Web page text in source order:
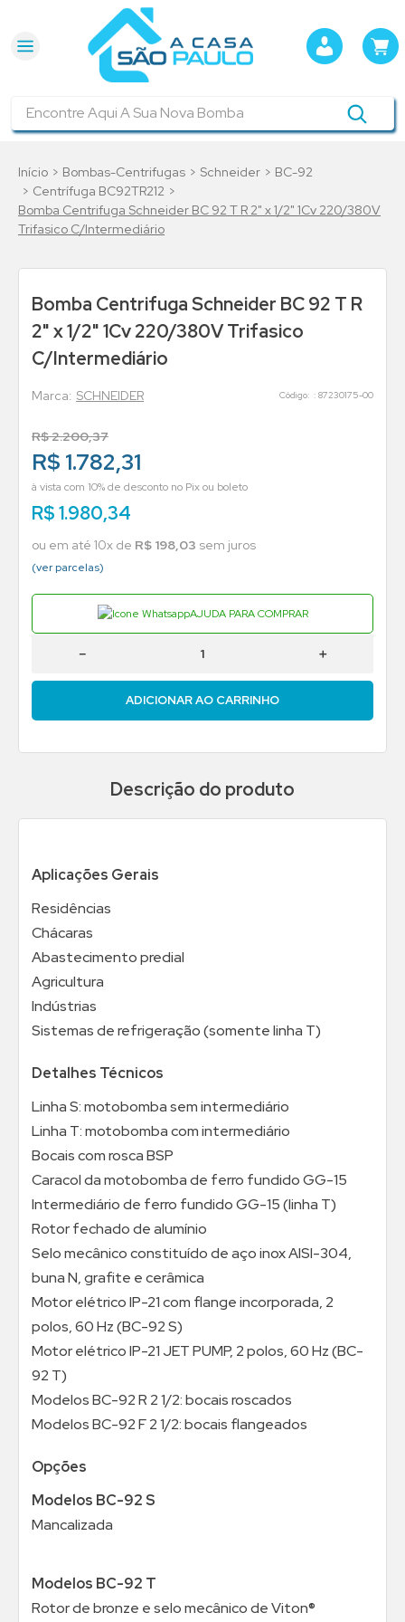
Bombas-Centrifugas Schneider
BC-92
Centrífuga BC92TR212
Bomba Centrifuga Schneider BC 92 T R 2" x 1/2" 1Cv 220/380V
Trifasico C/Intermediário
Bomba Centrifuga Schneider BC 92 T R
2" x 1/2" 1Cv 220/380V Trifasico
C/Intermediário
SCHNEIDER : 87230175-00
R$2.200,37
R$ 1.782,31
à vista com 10% de desconto no Pix ou boleto
R$1.980,34
ou em até 10x de R$ 198,03 sem juros
(ver parcelas)
AJUDA PARA COMPRAR
＋
－
ADICIONAR AO CARRINHO
Descrição do produto
Aplicações Gerais
Residências
Chácaras
Abastecimento predial
Agricultura
Indústrias
Sistemas de refrigeração (somente linha T)
Detalhes Técnicos
Linha S: motobomba sem intermediário
Linha T: motobomba com intermediário
Bocais com rosca BSP
Caracol da motobomba de ferro fundido GG-15
Intermediário de ferro fundido GG-15 (linha T)
Rotor fechado de alumínio
Selo mecânico constituído de aço inox AISI-304,
buna N, grafite e cerâmica
Motor elétrico IP-21 com flange incorporada, 2
polos, 60 Hz (BC-92 S)
Motor elétrico IP-21 JET PUMP, 2 polos, 60 Hz (BC-
92 T)
Modelos BC-92 R 2 1/2: bocais roscados
Modelos BC-92 F 2 1/2: bocais flangeados
Opções
Modelos BC-92 S
Mancalizada
Modelos BC-92 T
Rotor de bronze e selo mecânico de Viton®